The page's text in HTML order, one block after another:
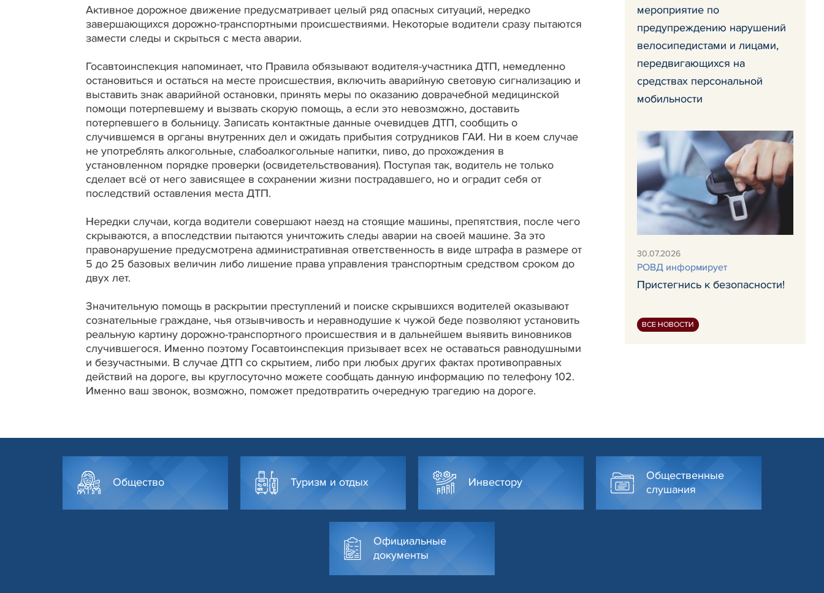
Активное дорожное движение предусматривает целый ряд опасных ситуаций, нередко
завершающихся дорожно-транспортными происшествиями. Некоторые водители сразу пытаются
замести следы и скрыться с места аварии.
Госавтоинспекция напоминает, что Правила обязывают водителя-участника ДТП, немедленно
остановиться и остаться на месте происшествия, включить аварийную световую сигнализацию и
выставить знак аварийной остановки, принять меры по оказанию доврачебной медицинской
помощи потерпевшему и вызвать скорую помощь, а если это невозможно, доставить
потерпевшего в больницу. Записать контактные данные очевидцев ДТП, сообщить о
случившемся в органы внутренних дел и ожидать прибытия сотрудников ГАИ. Ни в коем случае
не употреблять алкогольные, слабоалкогольные напитки, пиво, до прохождения в
установленном порядке проверки (освидетельствования). Поступая так, водитель не только
сделает всё от него зависящее в сохранении жизни пострадавшего, но и оградит себя от
последствий оставления места ДТП.
Нередки случаи, когда водители совершают наезд на стоящие машины, препятствия, после чего
скрываются, а впоследствии пытаются уничтожить следы аварии на своей машине. За это
правонарушение предусмотрена административная ответственность в виде штрафа в размере от
5 до 25 базовых величин либо лишение права управления транспортным средством сроком до
двух лет.
Значительную помощь в раскрытии преступлений и поиске скрывшихся водителей оказывают
сознательные граждане, чья отзывчивость и неравнодушие к чужой беде позволяют установить
реальную картину дорожно-транспортного происшествия и в дальнейшем выявить виновников
случившегося. Именно поэтому Госавтоинспекция призывает всех не оставаться равнодушными
и безучастными. В случае ДТП со скрытием, либо при любых других фактах противоправных
действий на дороге, вы круглосуточно можете сообщать данную информацию по телефону 102.
Именно ваш звонок, возможно, поможет предотвратить очередную трагедию на дороге.
мероприятие по
предупреждению нарушений
велосипедистами и лицами,
передвигающихся на
средствах персональной
мобильности
30.07.2026
РОВД информирует
Пристегнись к безопасности!
ВСЕ НОВОСТИ
Общество Туризм и отдых Инвестору
Общественные
слушания
Официальные
документы